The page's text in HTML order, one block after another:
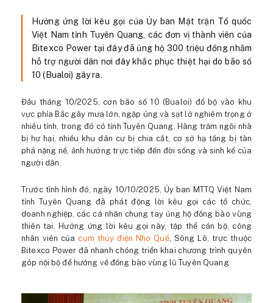
Hưởng ứng lời kêu gọi của Ủy ban Mặt trận Tổ quốc
Việt Nam tỉnh Tuyên Quang, các đơn vị thành viên của
Bitexco Power tại đây đã ủng hộ 300 triệu đồng nhằm
hỗ trợ người dân nơi đây khắc phục thiệt hại do bão số
10 (Bualoi) gây ra.
Đầu tháng 10/2025, cơn bão số 10 (Bualoi) đổ bộ vào khu
vực phía Bắc gây mưa lớn, ngập úng và sạt lở nghiêm trọng ở
nhiều tỉnh, trong đó có tỉnh Tuyên Quang. Hàng trăm ngôi nhà
bị hư hại, nhiều khu dân cư bị chia cắt, cơ sở hạ tầng bị tàn
phá nặng nề, ảnh hưởng trực tiếp đến đời sống và sinh kế của
người dân.
Trước tình hình đó, ngày 10/10/2025, Ủy ban MTTQ Việt Nam
tỉnh Tuyên Quang đã phát động lời kêu gọi các tổ chức,
doanh nghiệp, các cá nhân chung tay ủng hộ đồng bào vùng
thiên tai. Hưởng ứng lời kêu gọi này, tập thể cán bộ, công
nhân viên của cụm thủy điện Nho Quế, Sông Lô, trực thuộc
Bitexco Power đã nhanh chóng triển khai chương trình quyên
góp nội bộ để hướng về đồng bào vùng lũ Tuyên Quang.